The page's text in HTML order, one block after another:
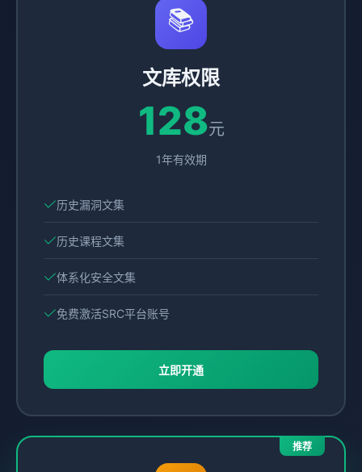
📚
文库权限
128元
1年有效期
历史漏洞文集
历史课程文集
体系化安全文集
免费激活SRC平台账号
立即开通